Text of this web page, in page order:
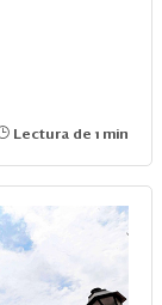
Lectura de 1 min